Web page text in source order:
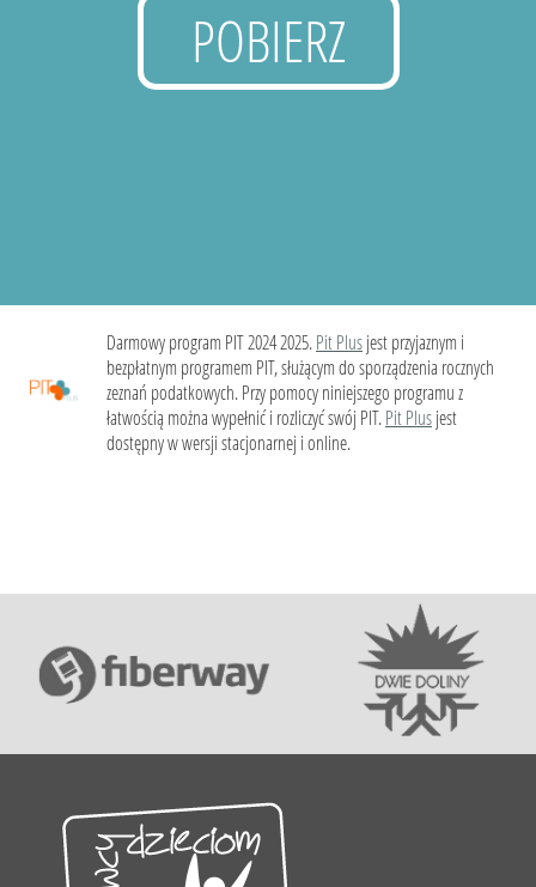
POBIERZ
Darmowy program PIT 2024 2025.Pit Plusjest przyjaznym i
bezpłatnym programem PIT, służącym do sporządzenia rocznych
zeznań podatkowych. Przy pomocy niniejszego programu z
łatwością można wypełnić i rozliczyć swój PIT.Pit Plusjest
dostępny w wersji stacjonarnej i online.